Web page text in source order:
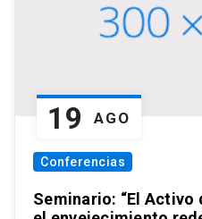
19 AGO
Conferencias
Seminario: “El Activo